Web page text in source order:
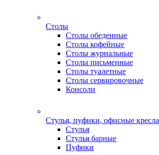
Столы
Столы обеденные
Столы кофейные
Столы журнальные
Столы письменные
Столы туалетные
Столы сервировочные
Консоли
Стулья, пуфики, офисные кресла
Стулья
Стулья барные
Пуфики